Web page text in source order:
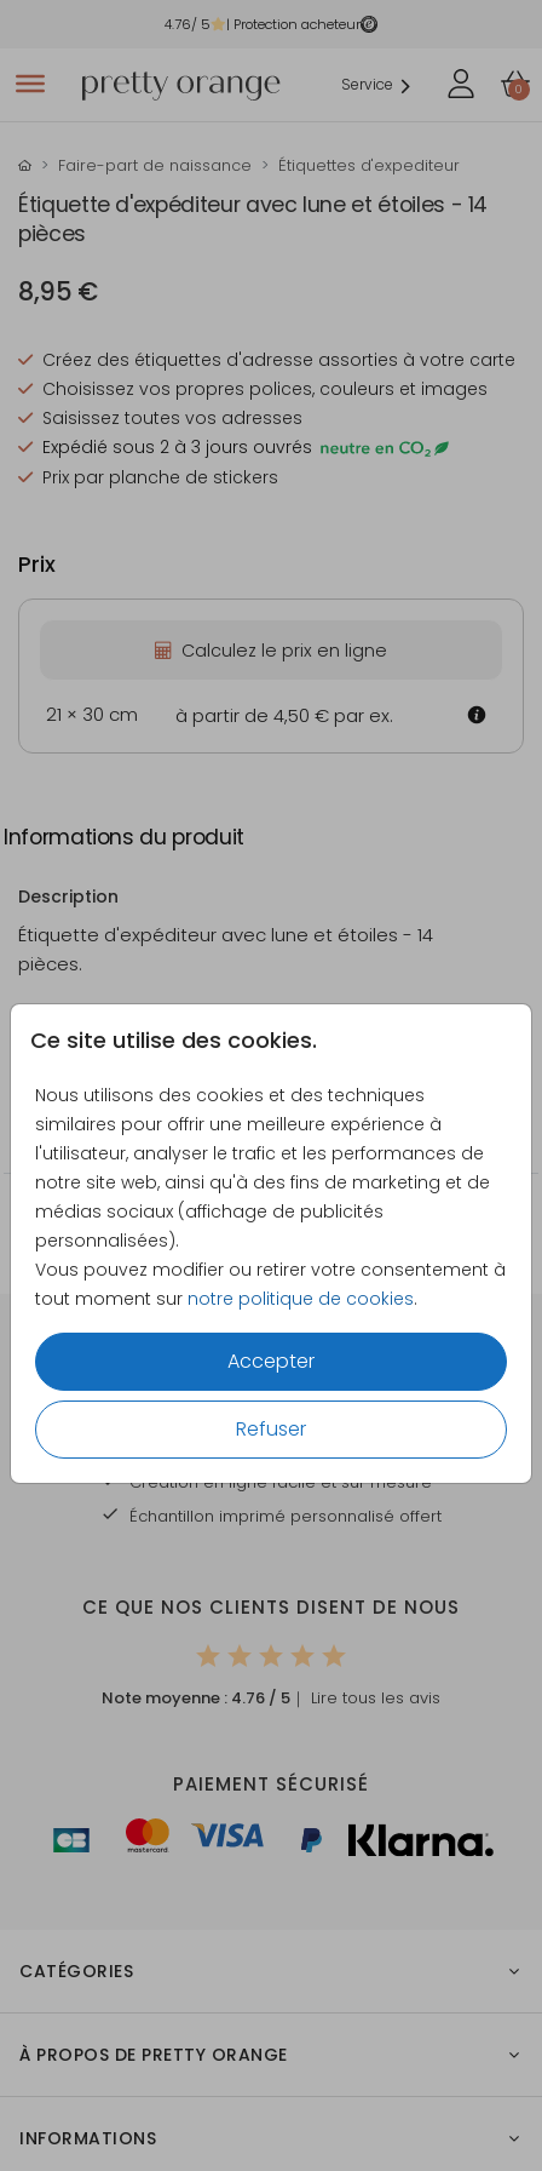
4.76/ 5 | Protection acheteur
Service 0
Ce site utilise des cookies.
Nous utilisons des cookies et des techniques
similaires pour offrir une meilleure expérience à
l'utilisateur, analyser le trafic et les performances de
notre site web, ainsi qu'à des fins de marketing et de
médias sociaux (affichage de publicités
personnalisées).
Vous pouvez modifier ou retirer votre consentement à
tout moment sur notre politique de cookies.
Accepter
Refuser
Faire-part de naissance Étiquettes d'expediteur
Étiquette d'expéditeur avec lune et étoiles - 14
pièces
8,95 €
Créez des étiquettes d'adresse assorties à votre carte
Choisissez vos propres polices, couleurs et images
Saisissez toutes vos adresses
Expédié sous 2 à 3 jours ouvrés
Prix par planche de stickers
Prix
Calculez le prix en ligne
21 × 30 cm à partir de 4,50 € par ex.
Informations du produit
Description
Étiquette d'expéditeur avec lune et étoiles - 14
pièces.
Made for Moments
Catégorie
Étiquettes d'expediteur
DES CARTES À PERSONNALISER POUR TOUTES VOS
GRANDES OCCASIONS
Création en ligne facile et sur mesure
Échantillon imprimé personnalisé offert
CE QUE NOS CLIENTS DISENT DE NOUS
Note moyenne : 4.76 / 5 ｜ Lire tous les avis
PAIEMENT SÉCURISÉ
CATÉGORIES
À PROPOS DE PRETTY ORANGE
INFORMATIONS